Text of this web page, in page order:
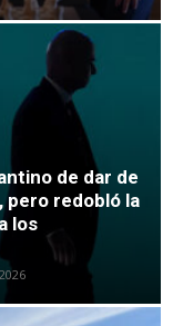
de dar de
pero redobló la
los